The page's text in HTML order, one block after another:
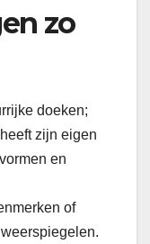
zo
doeken;
zijn eigen
en
of